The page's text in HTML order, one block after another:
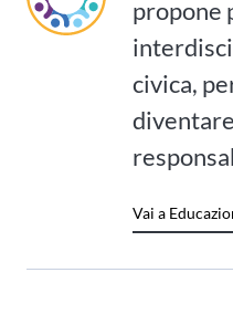
propone
civica,
Vai a